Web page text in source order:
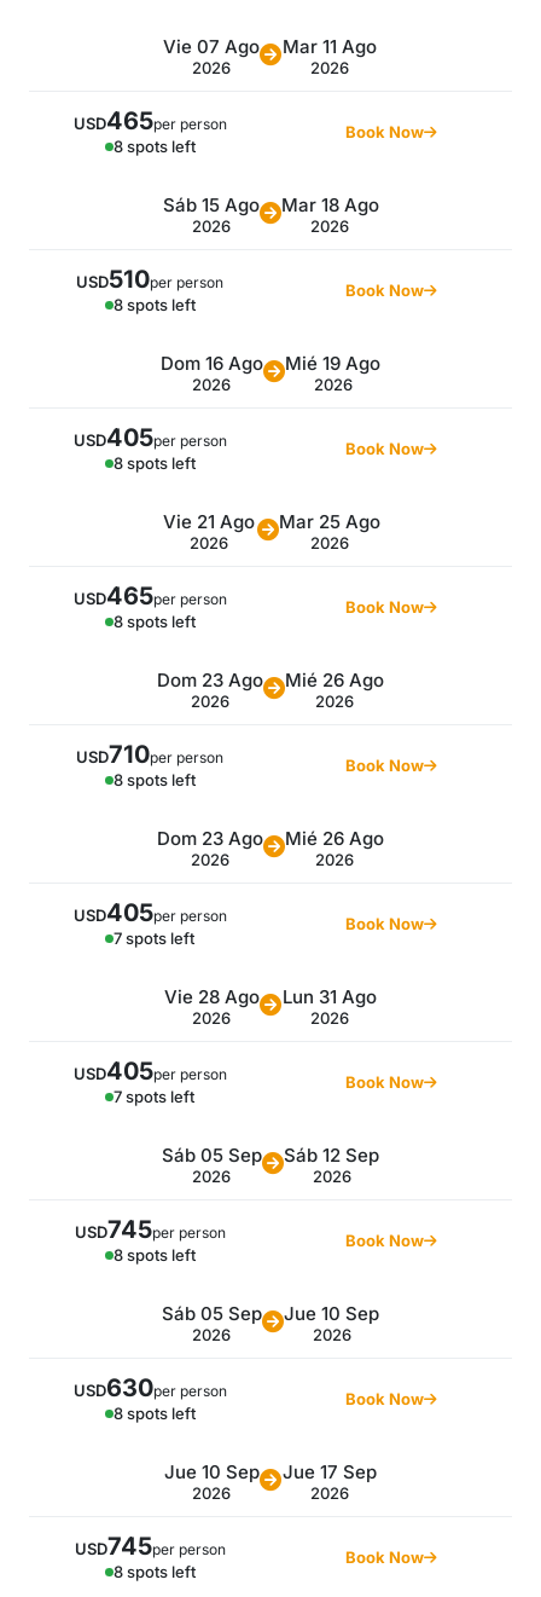
Vie 07 Ago
2026
Mar 11 Ago
2026
USD465per person
8 spots left
Book Now
Sáb 15 Ago
2026
Mar 18 Ago
2026
USD510per person
8 spots left
Book Now
Dom 16 Ago
2026
Mié 19 Ago
2026
USD405per person
8 spots left
Book Now
Vie 21 Ago
2026
Mar 25 Ago
2026
USD465per person
8 spots left
Book Now
Dom 23 Ago
2026
Mié 26 Ago
2026
USD710per person
8 spots left
Book Now
Dom 23 Ago
2026
Mié 26 Ago
2026
USD405per person
7 spots left
Book Now
Vie 28 Ago
2026
Lun 31 Ago
2026
USD405per person
7 spots left
Book Now
Sáb 05 Sep
2026
Sáb 12 Sep
2026
USD745per person
8 spots left
Book Now
Sáb 05 Sep
2026
Jue 10 Sep
2026
USD630per person
8 spots left
Book Now
Jue 10 Sep
2026
Jue 17 Sep
2026
USD745per person
8 spots left
Book Now